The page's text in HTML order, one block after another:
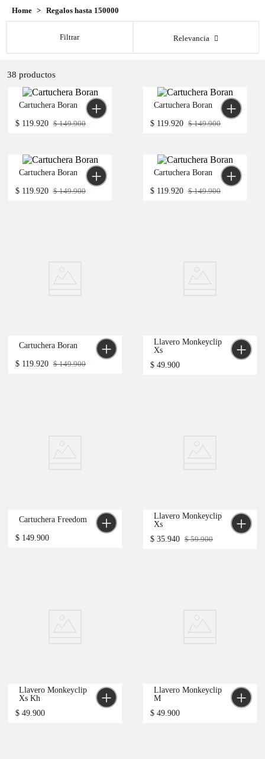
Regalos hasta 150000
Filtrar Relevancia
38 productos
Cartuchera Boran
$ 149.900
$ 119.920
Cartuchera Boran
$ 149.900
$ 119.920
Cartuchera Boran
$ 149.900
$ 119.920
Cartuchera Boran
$ 149.900
$ 119.920
Cartuchera Boran
$ 149.900
$ 119.920
Llavero Monkeyclip
Xs
$ 49.900
Cartuchera Freedom
$ 149.900
Llavero Monkeyclip
Xs
$ 59.900
$ 35.940
Llavero Monkeyclip
Xs Kh
$ 49.900
Llavero Monkeyclip
M
$ 49.900